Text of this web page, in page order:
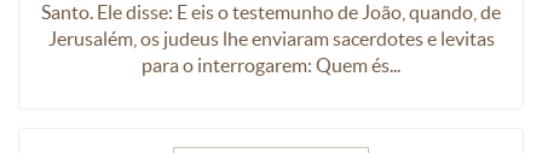
Santo. Ele disse: E eis o testemunho de João, quando, de
Jerusalém, os judeus lhe enviaram sacerdotes e levitas
para o interrogarem: Quem és...